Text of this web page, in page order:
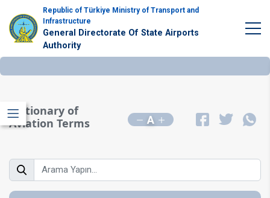
Republic of Türkiye Ministry of Transport and
Infrastructure
General Directorate Of State Airports
Authority
Dictionary of
Aviation Terms
A